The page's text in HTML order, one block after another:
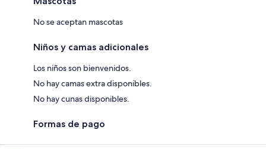
No se aceptan mascotas
Niños y camas adicionales
Los niños son bienvenidos.
No hay camas extra disponibles.
No hay cunas disponibles.
Formas de pago